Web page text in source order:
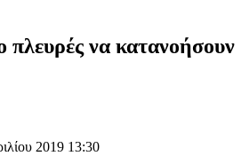
να κατανοήσουν
2019 13:30